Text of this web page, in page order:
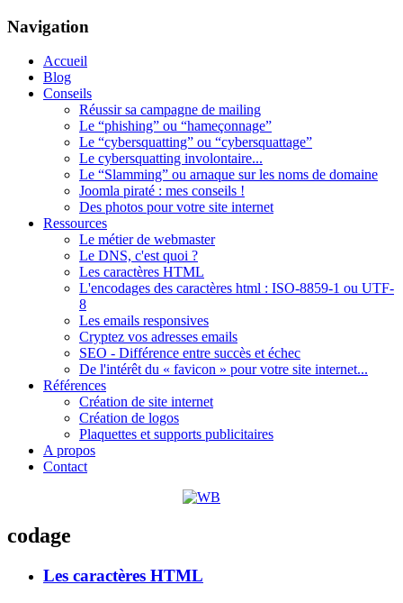
Navigation
Accueil
Blog
Conseils
Réussir sa campagne de mailing
Le “phishing” ou “hameçonnage”
Le “cybersquatting” ou “cybersquattage”
Le cybersquatting involontaire...
Le “Slamming” ou arnaque sur les noms de domaine
Joomla piraté : mes conseils !
Des photos pour votre site internet
Ressources
Le métier de webmaster
Le DNS, c'est quoi ?
Les caractères HTML
L'encodages des caractères html : ISO-8859-1 ou UTF-
8
Les emails responsives
Cryptez vos adresses emails
SEO - Différence entre succès et échec
De l'intérêt du « favicon » pour votre site internet...
Références
Création de site internet
Création de logos
Plaquettes et supports publicitaires
A propos
Contact
codage
Les caractères HTML